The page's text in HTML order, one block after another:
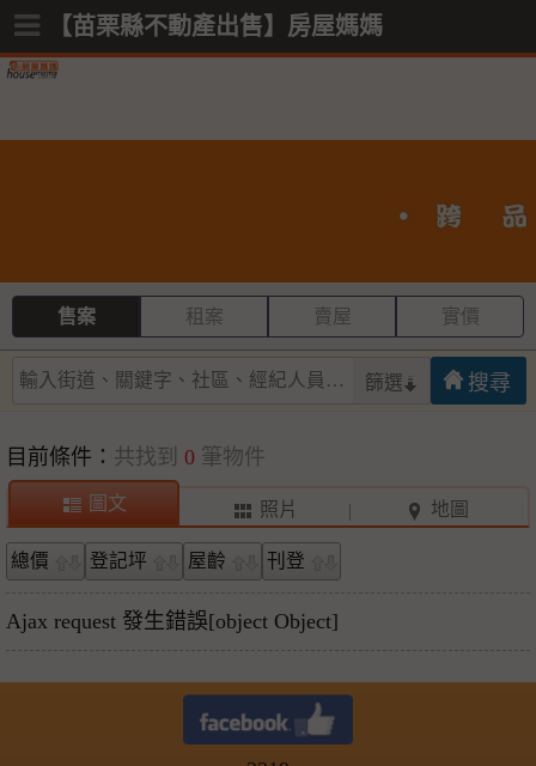
售案 租案 賣屋 實價
篩選
目前條件： 共找到 0 筆物件
圖文 照片 地圖
總價 登記坪 屋齡 刊登
Ajax request 發生錯誤[object Object]
【苗栗縣不動產出售】房屋媽媽